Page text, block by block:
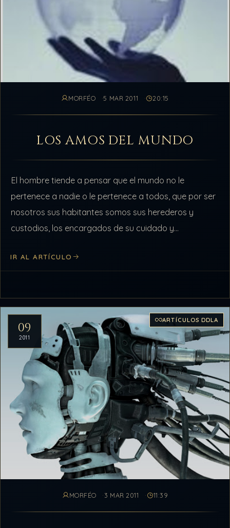
MORFÉO 5 MAR 2011 20:15
LOS AMOS DEL MUNDO
El hombre tiende a pensar que el mundo no le
pertenece a nadie o le pertenece a todos, que por ser
nosotros sus habitantes somos sus herederos y
custodios, los encargados de su cuidado y
IR AL ARTÍCULO
09
2011
ARTÍCULOS DDLA
MORFÉO 3 MAR 2011 11:39